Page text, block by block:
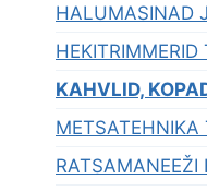
HALUMASINAD
HEKITRIMMERID
KAHVLID,
METSATEHNIKA
RATSAMANEEŽI